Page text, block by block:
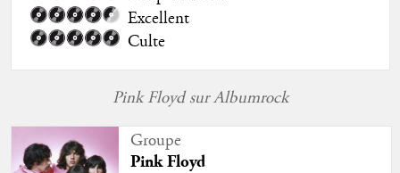
Excellent
Culte
Pink Floyd sur Albumrock
Groupe
Pink Floyd